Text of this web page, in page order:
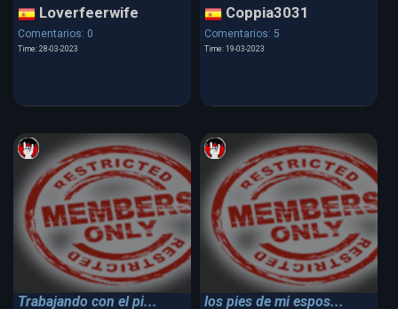
Loverfeerwife
Comentarios: 0
Time: 28-03-2023
Coppia3031
Comentarios: 5
Time: 19-03-2023
Trabajando con el pi... los pies de mi espos...